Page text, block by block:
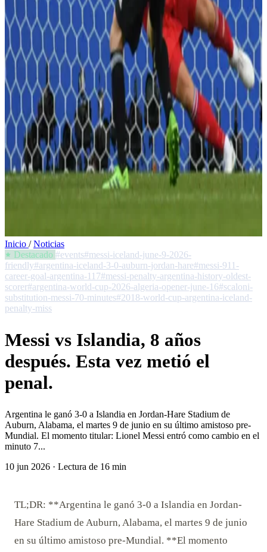
Inicio / Noticias
Destacado #events#messi-iceland-june-9-2026-
friendly#argentina-iceland-3-0-auburn-jordan-hare#messi-911-
career-goal-argentina-117#messi-penalty-argentina-history-oldest-
scorer#argentina-world-cup-2026-algeria-opener-june-16#scaloni-
substitution-messi-70-minutes#2018-world-cup-argentina-iceland-
penalty-miss
Messi vs Islandia, 8 años
después. Esta vez metió el
penal.
Argentina le ganó 3-0 a Islandia en Jordan-Hare Stadium de
Auburn, Alabama, el martes 9 de junio en su último amistoso pre-
Mundial. El momento titular: Lionel Messi entró como cambio en el
minuto 7...
10 jun 2026 · Lectura de 16 min
TL;DR: **Argentina le ganó 3-0 a Islandia en Jordan-
Hare Stadium de Auburn, Alabama, el martes 9 de junio
en su último amistoso pre-Mundial. **El momento